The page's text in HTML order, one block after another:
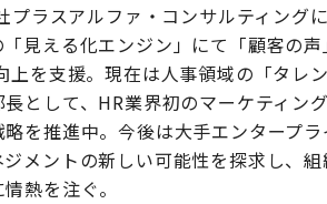
プラスアルファ・コンサルティング
見える化エンジン」にて「顧客の声
上を支援。現在は人事領域の「タレン
として、HR業界初のマーケティン
を推進中。今後は大手エンタープ
メントの新しい可能性を探求し、
熱を注ぐ。